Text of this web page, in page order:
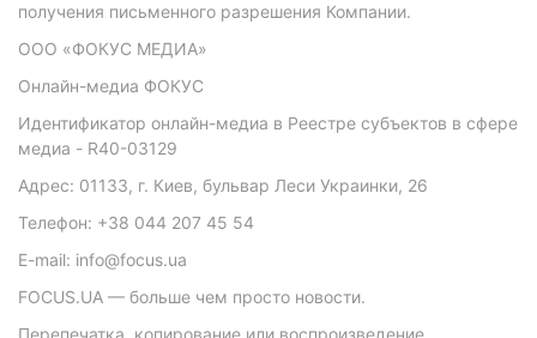
получения письменного разрешения Компании.
ООО «ФОКУС МЕДИА»
Онлайн-медиа ФОКУС
Идентификатор онлайн-медиа в Реестре субъектов в сфере
медиа - R40-03129
Адрес: 01133, г. Киев, бульвар Леси Украинки, 26
Телефон: +38 044 207 45 54
E-mail: info@focus.ua
FOCUS.UA — больше чем просто новости.